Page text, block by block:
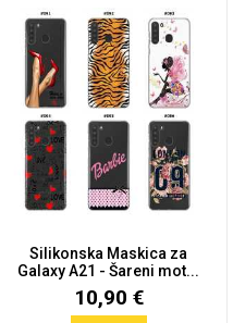
Silikonska Maskica za
Galaxy A21 - Šareni mot...
10,90 €
MarbleMania
Crtani filmovi